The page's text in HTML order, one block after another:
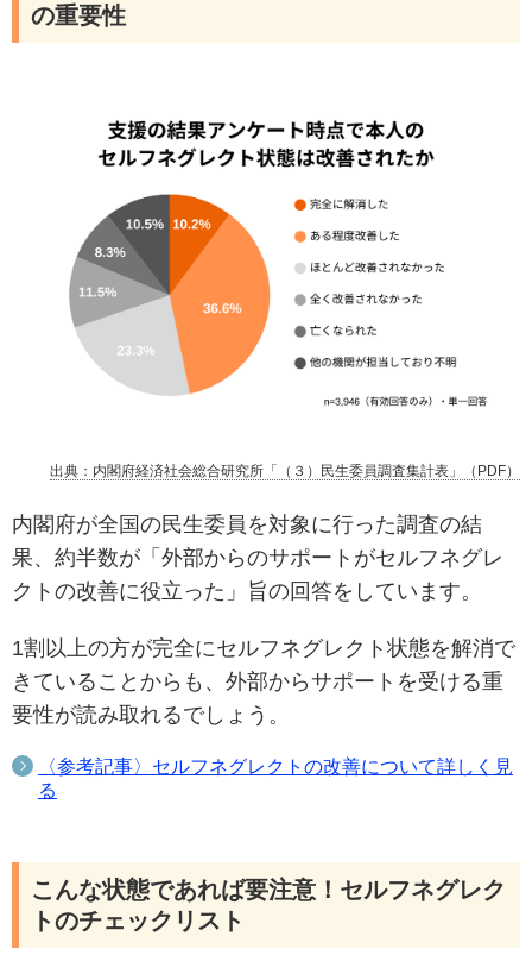
の重要性
出典：内閣府経済社会総合研究所「（３）民生委員調査集計表」（PDF）
内閣府が全国の民生委員を対象に行った調査の結
果、約半数が「外部からのサポートがセルフネグレ
クトの改善に役立った」旨の回答をしています。
1割以上の方が完全にセルフネグレクト状態を解消で
きていることからも、外部からサポートを受ける重
要性が読み取れるでしょう。
〈参考記事〉セルフネグレクトの改善について詳しく見
る
こんな状態であれば要注意！セルフネグレク
トのチェックリスト